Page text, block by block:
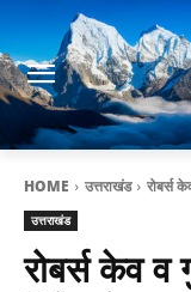
HOME उत्तराखंड रोबर्स
उत्तराखंड
रोबर्स केव व